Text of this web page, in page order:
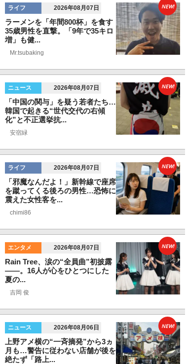
ライフ 2026年08月07日
ラーメンを「年間800杯」を食す
35歳男性を直撃。「9年で35キロ
増」も健...
Mr.tsubaking
NEW!
ニュース 2026年08月07日
「中国の関与」を疑う若者たち…
韓国で起きる“世代交代の右傾
化”と不正選挙抗...
安宿緑
NEW!
ライフ 2026年08月07日
「邪魔なんだよ！」新幹線で座席
を蹴ってくる後ろの男性…恐怖に
震えた女性客を...
chimi86
NEW!
エンタメ 2026年08月07日
Rain Tree、涙の“全員曲”初披露
――。16人が心をひとつにした
夏の...
吉岡 俊
NEW!
ニュース 2026年08月06日
上野アメ横の“一斉摘発”から3ヵ
月も…警告に従わない店舗が後を
絶たず「路上...
NEW!